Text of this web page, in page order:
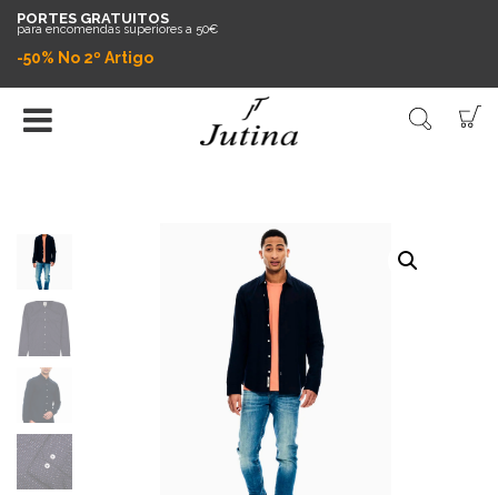
PORTES GRATUITOS
para encomendas superiores a 50€
-50% No 2º Artigo